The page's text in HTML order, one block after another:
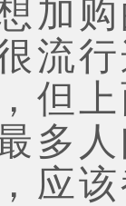
购
流
但
多
应